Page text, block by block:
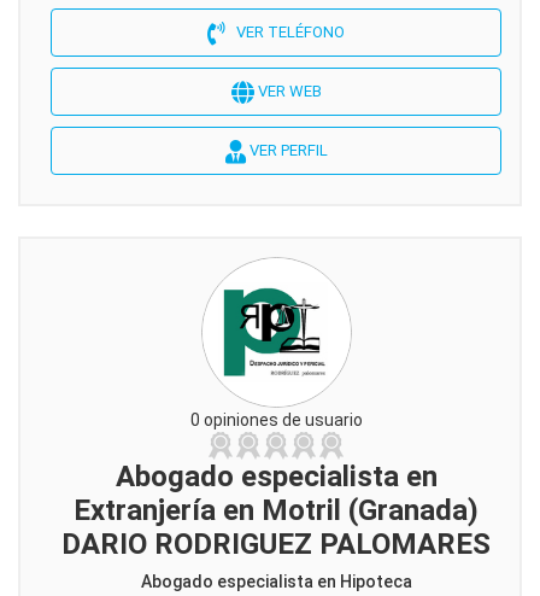
VER TELÉFONO
VER WEB
VER PERFIL
0 opiniones de usuario
Abogado especialista en
Extranjería en Motril (Granada)
DARIO RODRIGUEZ PALOMARES
Abogado especialista en Hipoteca